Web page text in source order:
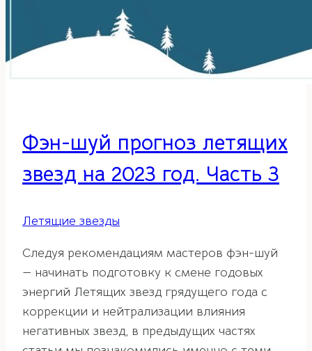
Фэн-шуй прогноз летящих
звезд на 2023 год. Часть 3
Летящие звезды
Следуя рекомендациям мастеров фэн-шуй
— начинать подготовку к смене годовых
энергий Летящих звезд грядущего года с
коррекции и нейтрализации влияния
негативных звезд, в предыдущих частях